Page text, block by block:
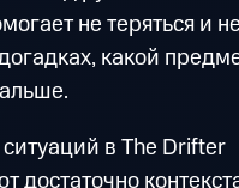
не теряться и не
какой
в The Drifter
достаточно